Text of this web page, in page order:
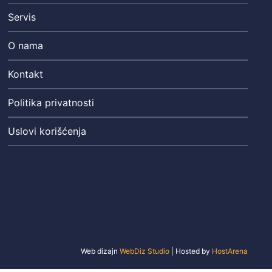
Servis
O nama
Kontakt
Politika privatnosti
Uslovi korišćenja
Web dizajn WebDiz Studio | Hosted by HostArena